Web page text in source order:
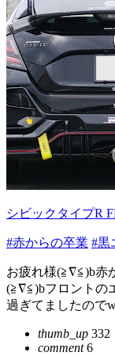
シビックタイプR
#赤からの卒業 #黒
お疲れ様(≧∇≦)b赤
(≧∇≦)bフロントの
過ぎてましたので
thumb_up 332
comment6